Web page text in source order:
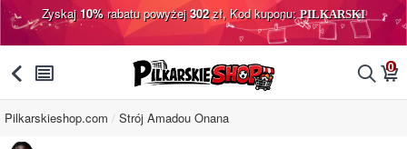
Zyskaj10%rabatu powyżej302zł, Kod kuponu:PILKARSKI
󰅯 󰂩 󰂨 0
󰃦
Pilkarskieshop.com Strój Amadou Onana